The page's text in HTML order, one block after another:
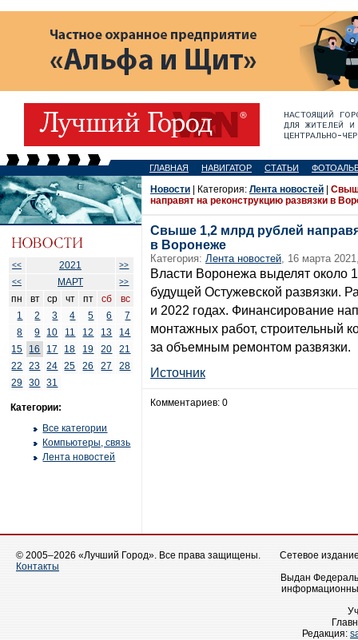
ГЛАВНАЯ НАВИГАТОР СТАТЬИ
<< 2021
>>
<<
МАРТ >>
пн вт ср чт пт сб
вс
1
2 3 4 5 6
7
8
9 10 11 12 13
14
15
16 17 18 19 20
21
22
23 24 25 26 27
28
29
30 31
Категории:
Все категории
Компьютеры, связь
Лента новостей
Новости | Категория: Лента новостей
направят на реконструкцию развязки в
Свыше 1,2 млрд рублей
в Воронеже
Категория: Лента новостей, 16 марта
Власти Воронежа выделят около
будущей Остужевской развязки.
и 2022 годах. Финансирование
монтажных работ, строительный
за объемным ремонтом развязки.
Источник
Комментариев: 0
© 2005–2026 «Лучший Город». Все права защищены.
Контакты
Сетевое
Выдан
Редакция: